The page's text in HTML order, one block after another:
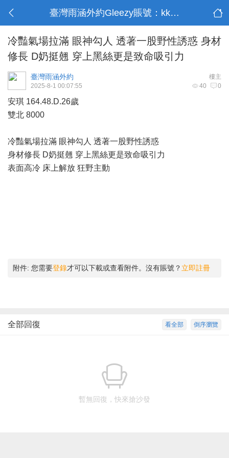
臺灣雨涵外約Gleezy賬號：kk9003
冷豔氣場拉滿 眼神勾人 透著一股野性誘惑 身材
修長 D奶挺翹 穿上黑絲更是致命吸引力
樓主
臺灣雨涵外約
40 0
2025-8-1 00:07:55
安琪 164.48.D.26歲
雙北 8000
冷豔氣場拉滿 眼神勾人 透著一股野性誘惑
身材修長 D奶挺翹 穿上黑絲更是致命吸引力
表面高冷 床上解放 狂野主動
附件: 您需要登錄才可以下載或查看附件。沒有賬號？ 立即註冊
倒序瀏覽
看全部
全部回復
暫無回復，快來搶沙發